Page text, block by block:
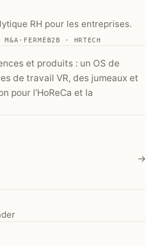
RH pour les entreprises.
M&A · FERMÉ B2B · HRTECH
et produits : un OS de
de travail VR, des jumeaux et
pour l’HoReCa et la
→